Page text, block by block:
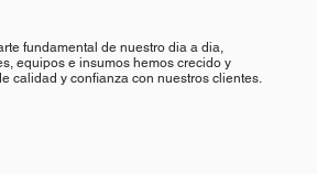
fundamental de nuestro dia a dia,
equipos e insumos hemos crecido y
calidad y confianza con nuestros clientes.